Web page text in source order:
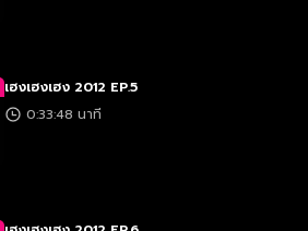
เฮงเฮงเฮง 2012 EP.5
0:33:48 นาที